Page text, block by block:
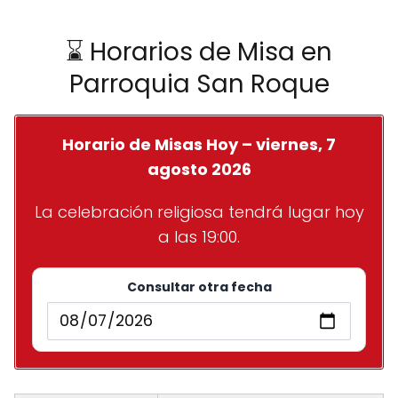
⌛ Horarios de Misa en
Parroquia San Roque
Horario de Misas Hoy – viernes, 7
agosto 2026
La celebración religiosa tendrá lugar hoy
a las 19:00.
Consultar otra fecha